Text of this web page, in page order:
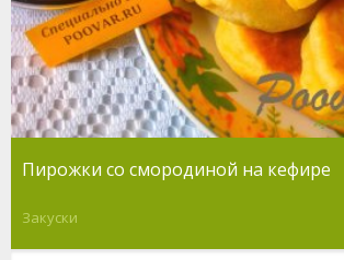
Пирожки со смородиной на кефире
Закуски